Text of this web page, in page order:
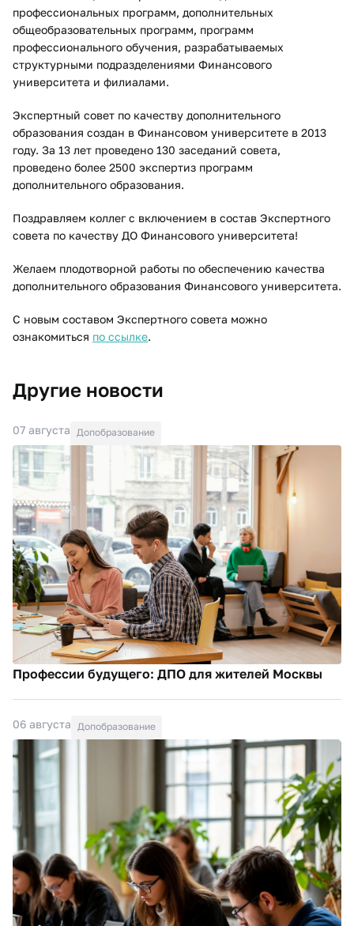
профессиональных программ, дополнительных
общеобразовательных программ, программ
профессионального обучения, разрабатываемых
структурными подразделениями Финансового
университета и филиалами.
Экспертный совет по качеству дополнительного
образования создан в Финансовом университете в 2013
году. За 13 лет проведено 130 заседаний совета,
проведено более 2500 экспертиз программ
дополнительного образования.
Поздравляем коллег с включением в состав Экспертного
совета по качеству ДО Финансового университета!
Желаем плодотворной работы по обеспечению качества
дополнительного образования Финансового университета.
С новым составом Экспертного совета можно
ознакомиться по ссылке.
Другие новости
07 августа Допобразование
Профессии будущего: ДПО для жителей Москвы
06 августа Допобразование